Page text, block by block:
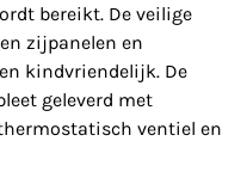
bereikt. De veilige
zijpanelen en
kindvriendelijk. De
geleverd met
ventiel en